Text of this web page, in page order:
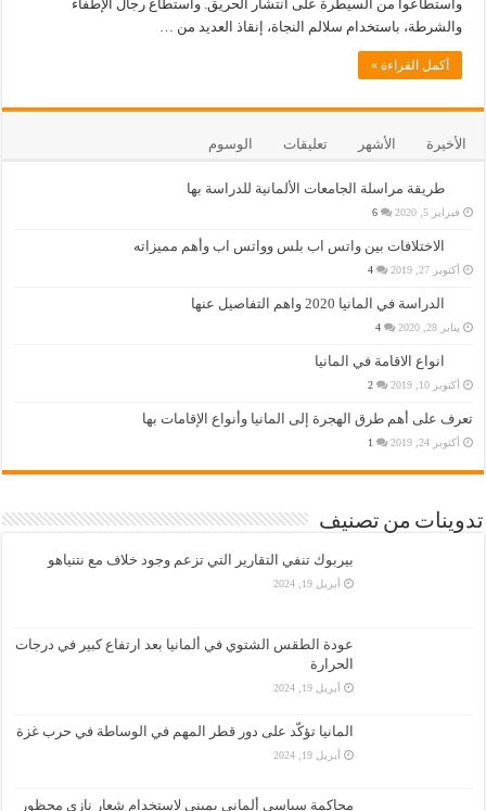
واستطاعوا من السيطرة على انتشار الحريق. واستطاع رجال الإطفاء
والشرطة، باستخدام سلالم النجاة، إنقاذ العديد من …
أكمل القراءة »
الأخيرة الأشهر تعليقات الوسوم
طريقة مراسلة الجامعات الألمانية للدراسة بها
فبراير 5, 2020 6
الاختلافات بين واتس اب بلس وواتس اب وأهم مميزاته
أكتوبر 27, 2019 4
الدراسة في المانيا 2020 واهم التفاصيل عنها
يناير 28, 2020 4
انواع الاقامة في المانيا
أكتوبر 10, 2019 2
تعرف على أهم طرق الهجرة إلى المانيا وأنواع الإقامات بها
أكتوبر 24, 2019 1
تدوينات من تصنيف
بيربوك تنفي التقارير التي تزعم وجود خلاف مع نتنياهو
أبريل 19, 2024
عودة الطقس الشتوي في ألمانيا بعد ارتفاع كبير في درجات
الحرارة
أبريل 19, 2024
المانيا تؤكّد على دور قطر المهم في الوساطة في حرب غزة
أبريل 19, 2024
محاكمة سياسي ألماني يميني لاستخدام شعار نازي محظور